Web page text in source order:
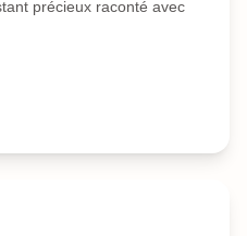
précieux raconté avec